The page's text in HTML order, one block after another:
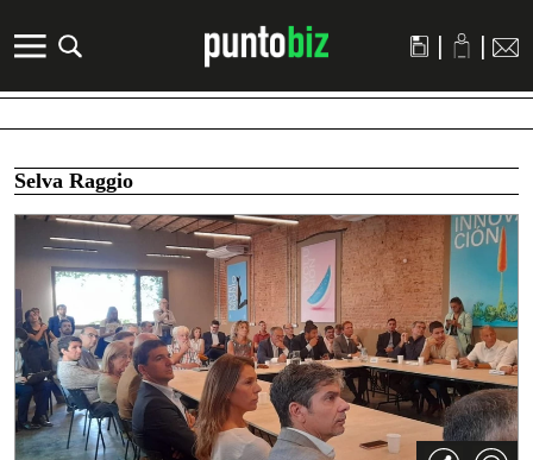
| |
Selva Raggio